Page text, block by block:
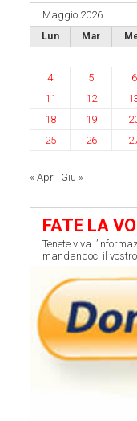
Maggio 2026
Lun Mar
4
5 6
11
12
18
19
25
26
« Apr Giu »
FATE LA
Tenete viva
mandandoci il